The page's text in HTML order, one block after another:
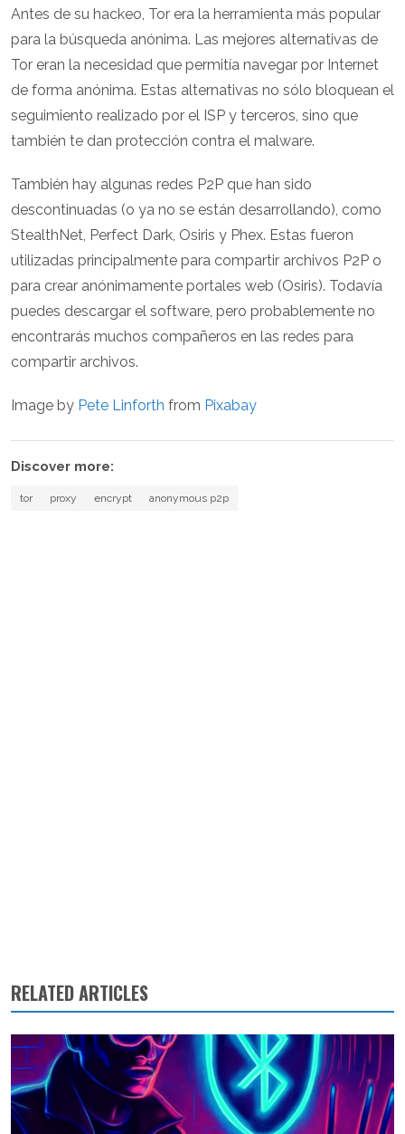
Antes de su hackeo, Tor era la herramienta más popular
para la búsqueda anónima. Las mejores alternativas de
Tor eran la necesidad que permitía navegar por Internet
de forma anónima. Estas alternativas no sólo bloquean el
seguimiento realizado por el ISP y terceros, sino que
también te dan protección contra el malware.
También hay algunas redes P2P que han sido
descontinuadas (o ya no se están desarrollando), como
StealthNet, Perfect Dark, Osiris y Phex. Estas fueron
utilizadas principalmente para compartir archivos P2P o
para crear anónimamente portales web (Osiris). Todavía
puedes descargar el software, pero probablemente no
encontrarás muchos compañeros en las redes para
compartir archivos.
Image by Pete Linforth from Pixabay
Discover more:
tor proxy encrypt anonymous p2p
RELATED ARTICLES